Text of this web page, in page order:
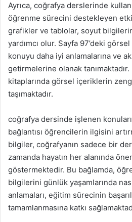
Ayrıca, coğrafya derslerinde
öğrenme sürecini destekleyen
grafikler ve tablolar, soyut
yardımcı olur. Sayfa 97’deki
konuyu daha iyi anlamalarına ve
getirmelerine olanak
kitaplarında görsel içeriklerin
taşımaktadır.
coğrafya dersinde işlenen
bağlantısı öğrencilerin ilgisini
bilgiler, coğrafyanın sadece bir
zamanda hayatın her alanında
göstermektedir. Bu bağlamda,
bilgilerini günlük yaşamlarında
anlamaları, eğitim sürecinin
tamamlanmasına katkı